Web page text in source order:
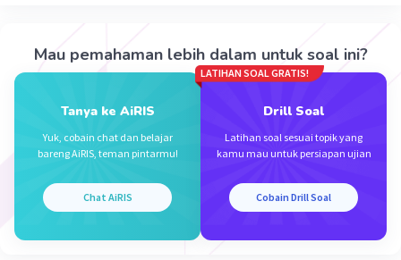
Mau pemahaman lebih dalam untuk soal ini?
Tanya ke AiRIS
Yuk, cobain chat dan belajar
bareng AiRIS, teman pintarmu!
Chat AiRIS
LATIHAN SOAL GRATIS!
Drill Soal
Latihan soal sesuai topik yang
kamu mau untuk persiapan ujian
Cobain Drill Soal